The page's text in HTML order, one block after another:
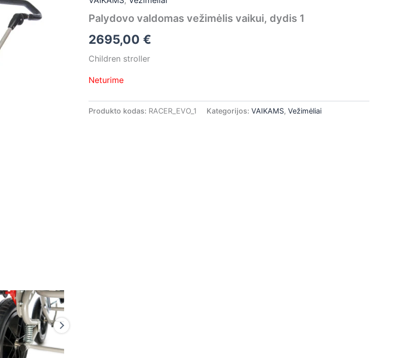
Palydovo valdomas vežimėlis vaikui, dydis 1
2695,00 €
Children stroller
Neturime
Produkto kodas: RACER_EVO_1 Kategorijos: VAIKAMS, Vežimėliai